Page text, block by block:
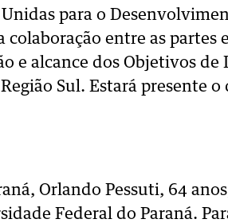
para o
colaboração entre as partes
e alcance dos Objetivos
Sul. Estará presente
Orlando Pessuti, 64
Federal do Paraná.